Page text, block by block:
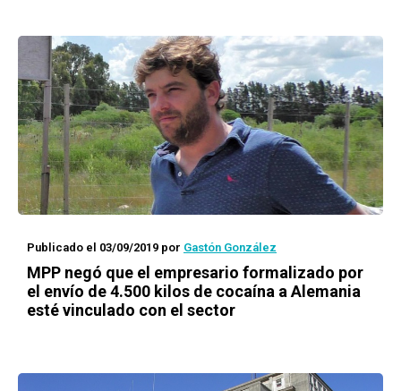
Publicado el 03/09/2019 por Gastón González
MPP negó que el empresario formalizado por
el envío de 4.500 kilos de cocaína a Alemania
esté vinculado con el sector